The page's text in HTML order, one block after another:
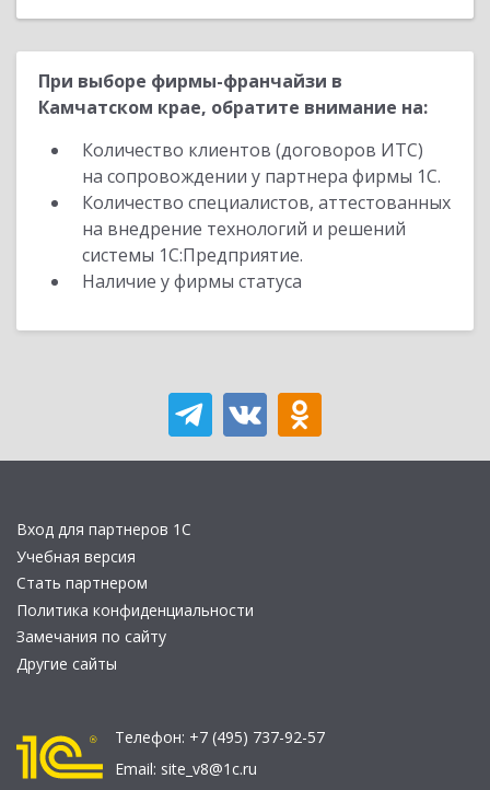
При выборе фирмы-франчайзи в
Камчатском крае, обратите внимание на:
Количество клиентов (договоров ИТС)
на сопровождении у партнера фирмы 1С.
Количество специалистов, аттестованных
на внедрение технологий и решений
системы 1С:Предприятие.
Наличие у фирмы статуса
Вход для партнеров 1С
Учебная версия
Стать партнером
Политика конфиденциальности
Замечания по сайту
Другие сайты
Телефон: +7 (495) 737-92-57
Email: site_v8@1c.ru